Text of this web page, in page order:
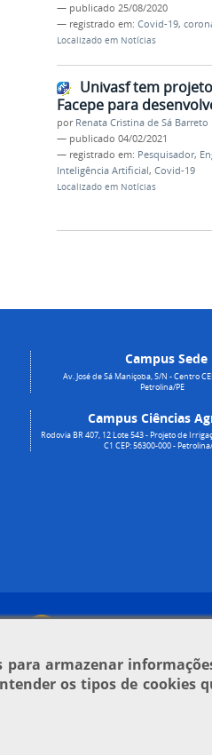
— publicado 25/08/2020
— registrado em: Covid-19,
Localizado em Notícias
Univasf tem
Facepe para
por Renata Cristina de Sá Barreto
— publicado 04/02/2021
— registrado em: Pesquisador,
Inteligência Artificial, Covid-19
Localizado em Notícias
Campus Sede
Av. José de Sá Maniçoba, S/N - Centro
Petrolina/PE
Campus Ciências
Rodovia BR 407, 12 Lote 543 - Projeto de
C1 CEP: 56300-000 -
para armazenar
os tipos de cookies